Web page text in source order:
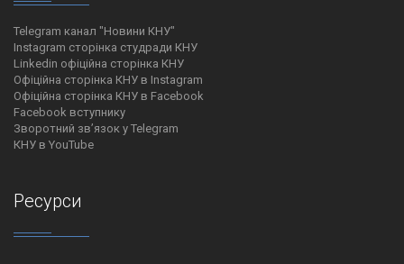
Telegram канал "Новини КНУ"
Instagram сторінка студради КНУ
Linkedin офіційна сторінка КНУ
Офіційна сторінка КНУ в Instagram
Офіційна сторінка КНУ в Facebook
Facebook вступнику
Зворотний зв’язок у Telegram
КНУ в YouTube
Ресурси